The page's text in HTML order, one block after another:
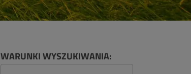
WARUNKI WYSZUKIWANIA: